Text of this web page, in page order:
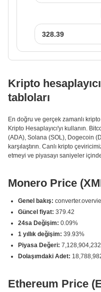
Kripto
tabloları
En doğru ve gerçek zamanlı
Kripto Hesaplayıcı'yı kullanın.
(ADA), Solana (SOL), Dogecoin
karşılaştırın. Canlı kripto
etmeyi ve piyasayı saniyeler
Monero Price
Genel bakış:
Güncel fiyat: 379.42
24sa Değişim: 0.09%
1 yıllık değişim: 39.93%
Piyasa Değeri: 7,128,904,232
Dolaşımdaki Adet:
Ethereum Price